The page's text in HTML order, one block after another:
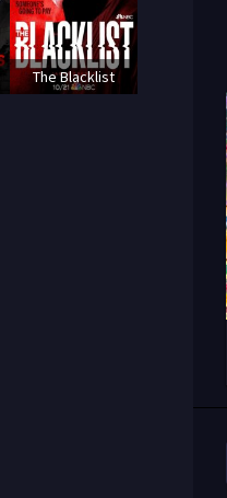
The Blacklist